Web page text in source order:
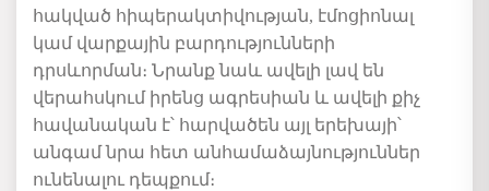
հակված հիպերակտիվության, էմոցիոնալ
կամ վարքային բարդություններ ի
դրսևորման։ Նրանք նաև ավելի լավ են
վերահսկում իրենց ագրեսիան և ավելի քիչ
հավանական է՝ հարվածեն այլ երեխայի՝
անգամ նրա հետ անհամաձայնություններ
ունենալու դեպքում։